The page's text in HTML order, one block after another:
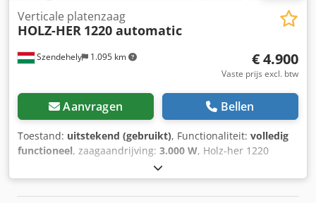
Szendehely 1.095 km
Verticale platenzaag
HOLZ-HER 1220 automatic
€ 4.900
Vaste prijs excl. btw
Aanvragen Bellen
Toestand: uitstekend (gebruikt), Functionaliteit: volledig
functioneel, zaagaandrijving: 3.000 W, Holz-her 1220
automatische verticale platenzaag. Meerdere instellingen,
halve of hele platen zagen. U kunt hem uitproberen, werkt
prima. Chsdpfx Aox Eyqyjhuja